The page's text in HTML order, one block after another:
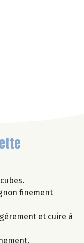
finement
et cuire à